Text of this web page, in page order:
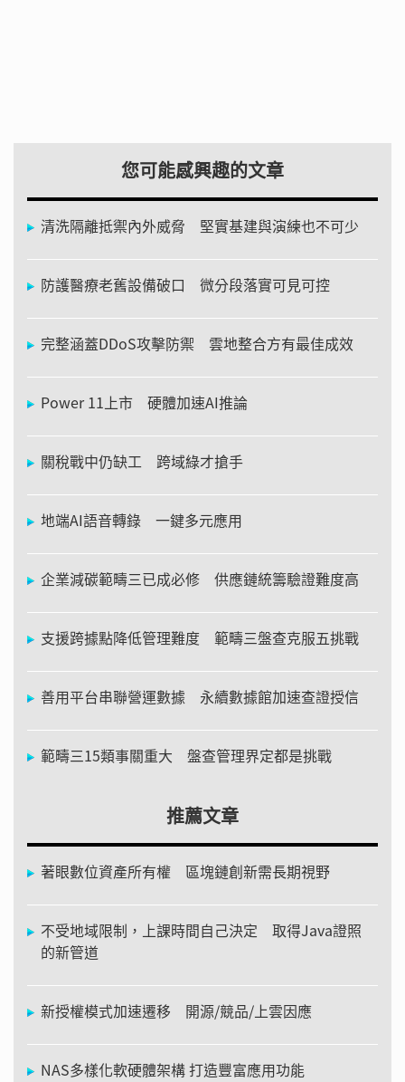
您可能感興趣的文章
清洗隔離抵禦內外威脅 堅實基建與演練也不可少
防護醫療老舊設備破口 微分段落實可見可控
完整涵蓋DDoS攻擊防禦 雲地整合方有最佳成效
Power 11上市 硬體加速AI推論
關稅戰中仍缺工 跨域綠才搶手
地端AI語音轉錄 一鍵多元應用
企業減碳範疇三已成必修 供應鏈統籌驗證難度高
支援跨據點降低管理難度 範疇三盤查克服五挑戰
善用平台串聯營運數據 永續數據館加速查證授信
範疇三15類事關重大 盤查管理界定都是挑戰
推薦文章
著眼數位資產所有權 區塊鏈創新需長期視野
不受地域限制，上課時間自己決定 取得Java證照
的新管道
新授權模式加速遷移 開源/競品/上雲因應
NAS多樣化軟硬體架構 打造豐富應用功能